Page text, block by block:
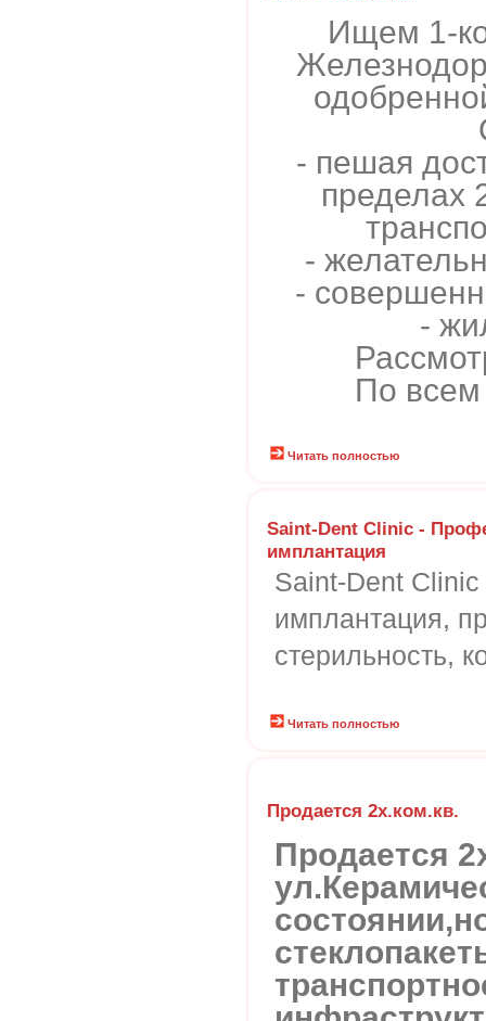
Ищем 1-
- пешая
пределах
-
-
-
По всем
Читать полностью
Saint-Dent Clinic -
имплантация
Saint-Dent
имплантация,
стерильность,
Читать полностью
Продается 2х.ком.кв.
Продается